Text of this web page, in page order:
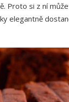
Proto si z ní
elegantně